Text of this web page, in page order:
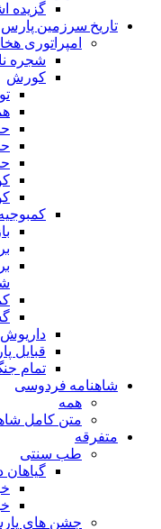
گزیده
تاریخ سرزمین پارس
امپراتوری
شجره
کورش
داریوش
قبایل
تمام
شاهنامه فردوسی
همه
متن کامل
متفرقه
طب سنتی
گیاهان
جشن های